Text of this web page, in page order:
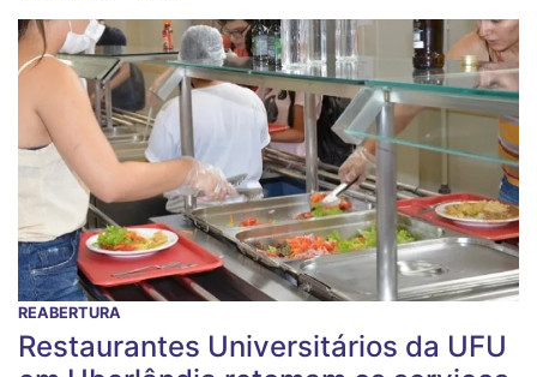
REABERTURA
Restaurantes Universitários da UFU